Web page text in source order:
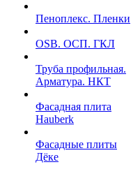
Пеноплекс. Пленки
OSB. ОСП. ГКЛ
Труба профильная.
Арматура. НКТ
Фасадная плита
Hauberk
Фасадные плиты
Дёке